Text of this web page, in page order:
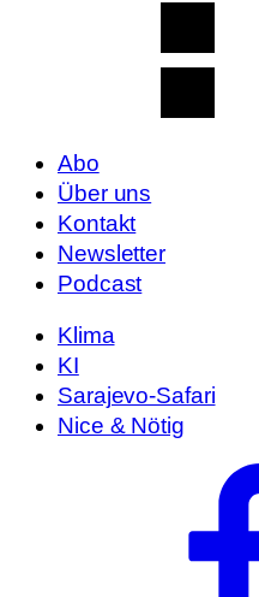
Abo
Über uns
Kontakt
Newsletter
Podcast
Klima
KI
Sarajevo-Safari
Nice & Nötig